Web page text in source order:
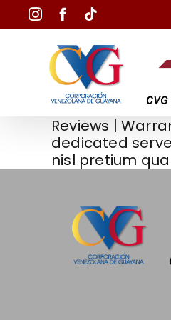
Skip
to
content
InstagramFacebook
Reviews |
dedicated
nisl pretium